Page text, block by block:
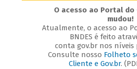
O acesso ao Portal do
mudou!
Atualmente, o acesso ao
BNDES é feito
conta gov.br nos
Consulte nosso Folheto
Cliente e Gov.br.